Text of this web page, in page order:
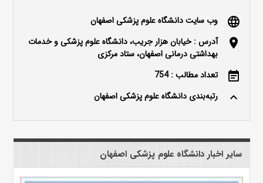
language وب سایت دانشگاه علوم پزشکی اصفهان
location_on
آدرس : خیابان هزار جریب، دانشگاه علوم پزشکی و خدمات
بهداشتی درمانی اصفهان، ستاد مرکزی
event_note تعداد مطالب : 754
keyboard_arrow_up رتبه‌بندی دانشگاه علوم پزشکی اصفهان
سایر اخبار دانشگاه علوم پزشکی اصفهان